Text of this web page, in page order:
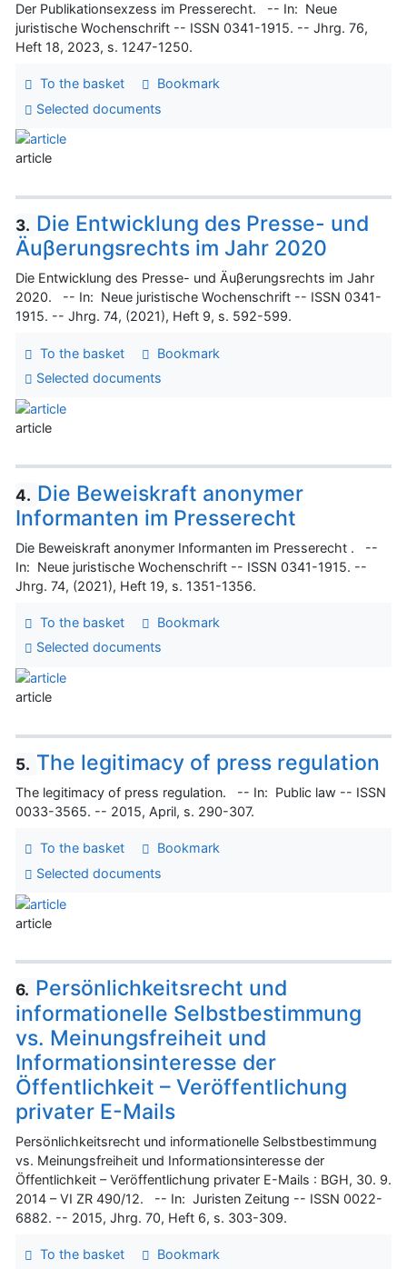
Der Publikationsexzess im Presserecht. -- In: Neue
juristische Wochenschrift -- ISSN 0341-1915. -- Jhrg. 76,
Heft 18, 2023, s. 1247-1250.
To the basket
Bookmark
Selected documents
article
3. Die Entwicklung des Presse- und
Äuβerungsrechts im Jahr 2020
Die Entwicklung des Presse- und Äuβerungsrechts im Jahr
2020. -- In: Neue juristische Wochenschrift -- ISSN 0341-
1915. -- Jhrg. 74, (2021), Heft 9, s. 592-599.
To the basket
Bookmark
Selected documents
article
4. Die Beweiskraft anonymer
Informanten im Presserecht
Die Beweiskraft anonymer Informanten im Presserecht . --
In: Neue juristische Wochenschrift -- ISSN 0341-1915. --
Jhrg. 74, (2021), Heft 19, s. 1351-1356.
To the basket
Bookmark
Selected documents
article
5. The legitimacy of press regulation
The legitimacy of press regulation. -- In: Public law -- ISSN
0033-3565. -- 2015, April, s. 290-307.
To the basket
Bookmark
Selected documents
article
6. Persönlichkeitsrecht und
informationelle Selbstbestimmung
vs. Meinungsfreiheit und
Informationsinteresse der
Öffentlichkeit – Veröffentlichung
privater E-Mails
Persönlichkeitsrecht und informationelle Selbstbestimmung
vs. Meinungsfreiheit und Informationsinteresse der
Öffentlichkeit – Veröffentlichung privater E-Mails : BGH, 30. 9.
2014 – VI ZR 490/12. -- In: Juristen Zeitung -- ISSN 0022-
6882. -- 2015, Jhrg. 70, Heft 6, s. 303-309.
To the basket Bookmark